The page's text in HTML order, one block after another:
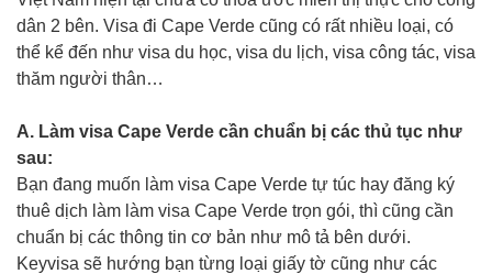
dân 2 bên. Visa đi Cape Verde cũng có rất nhiều loại, có
thể kể đến như visa du học, visa du lịch, visa công tác, visa
thăm người thân…
A. Làm visa Cape Verde cần chuẩn bị các thủ tục như
sau:
Bạn đang muốn làm visa Cape Verde tự túc hay đăng ký
thuê dịch làm làm visa Cape Verde trọn gói, thì cũng cần
chuẩn bị các thông tin cơ bản như mô tả bên dưới.
Keyvisa sẽ hướng bạn từng loại giấy tờ cũng như các